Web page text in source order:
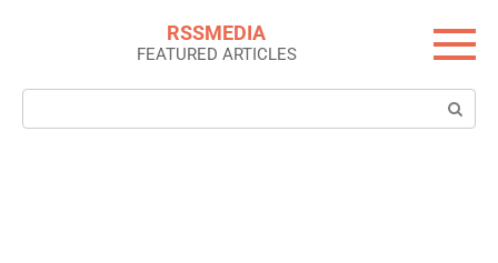
RSSMEDIA
FEATURED ARTICLES
Search: